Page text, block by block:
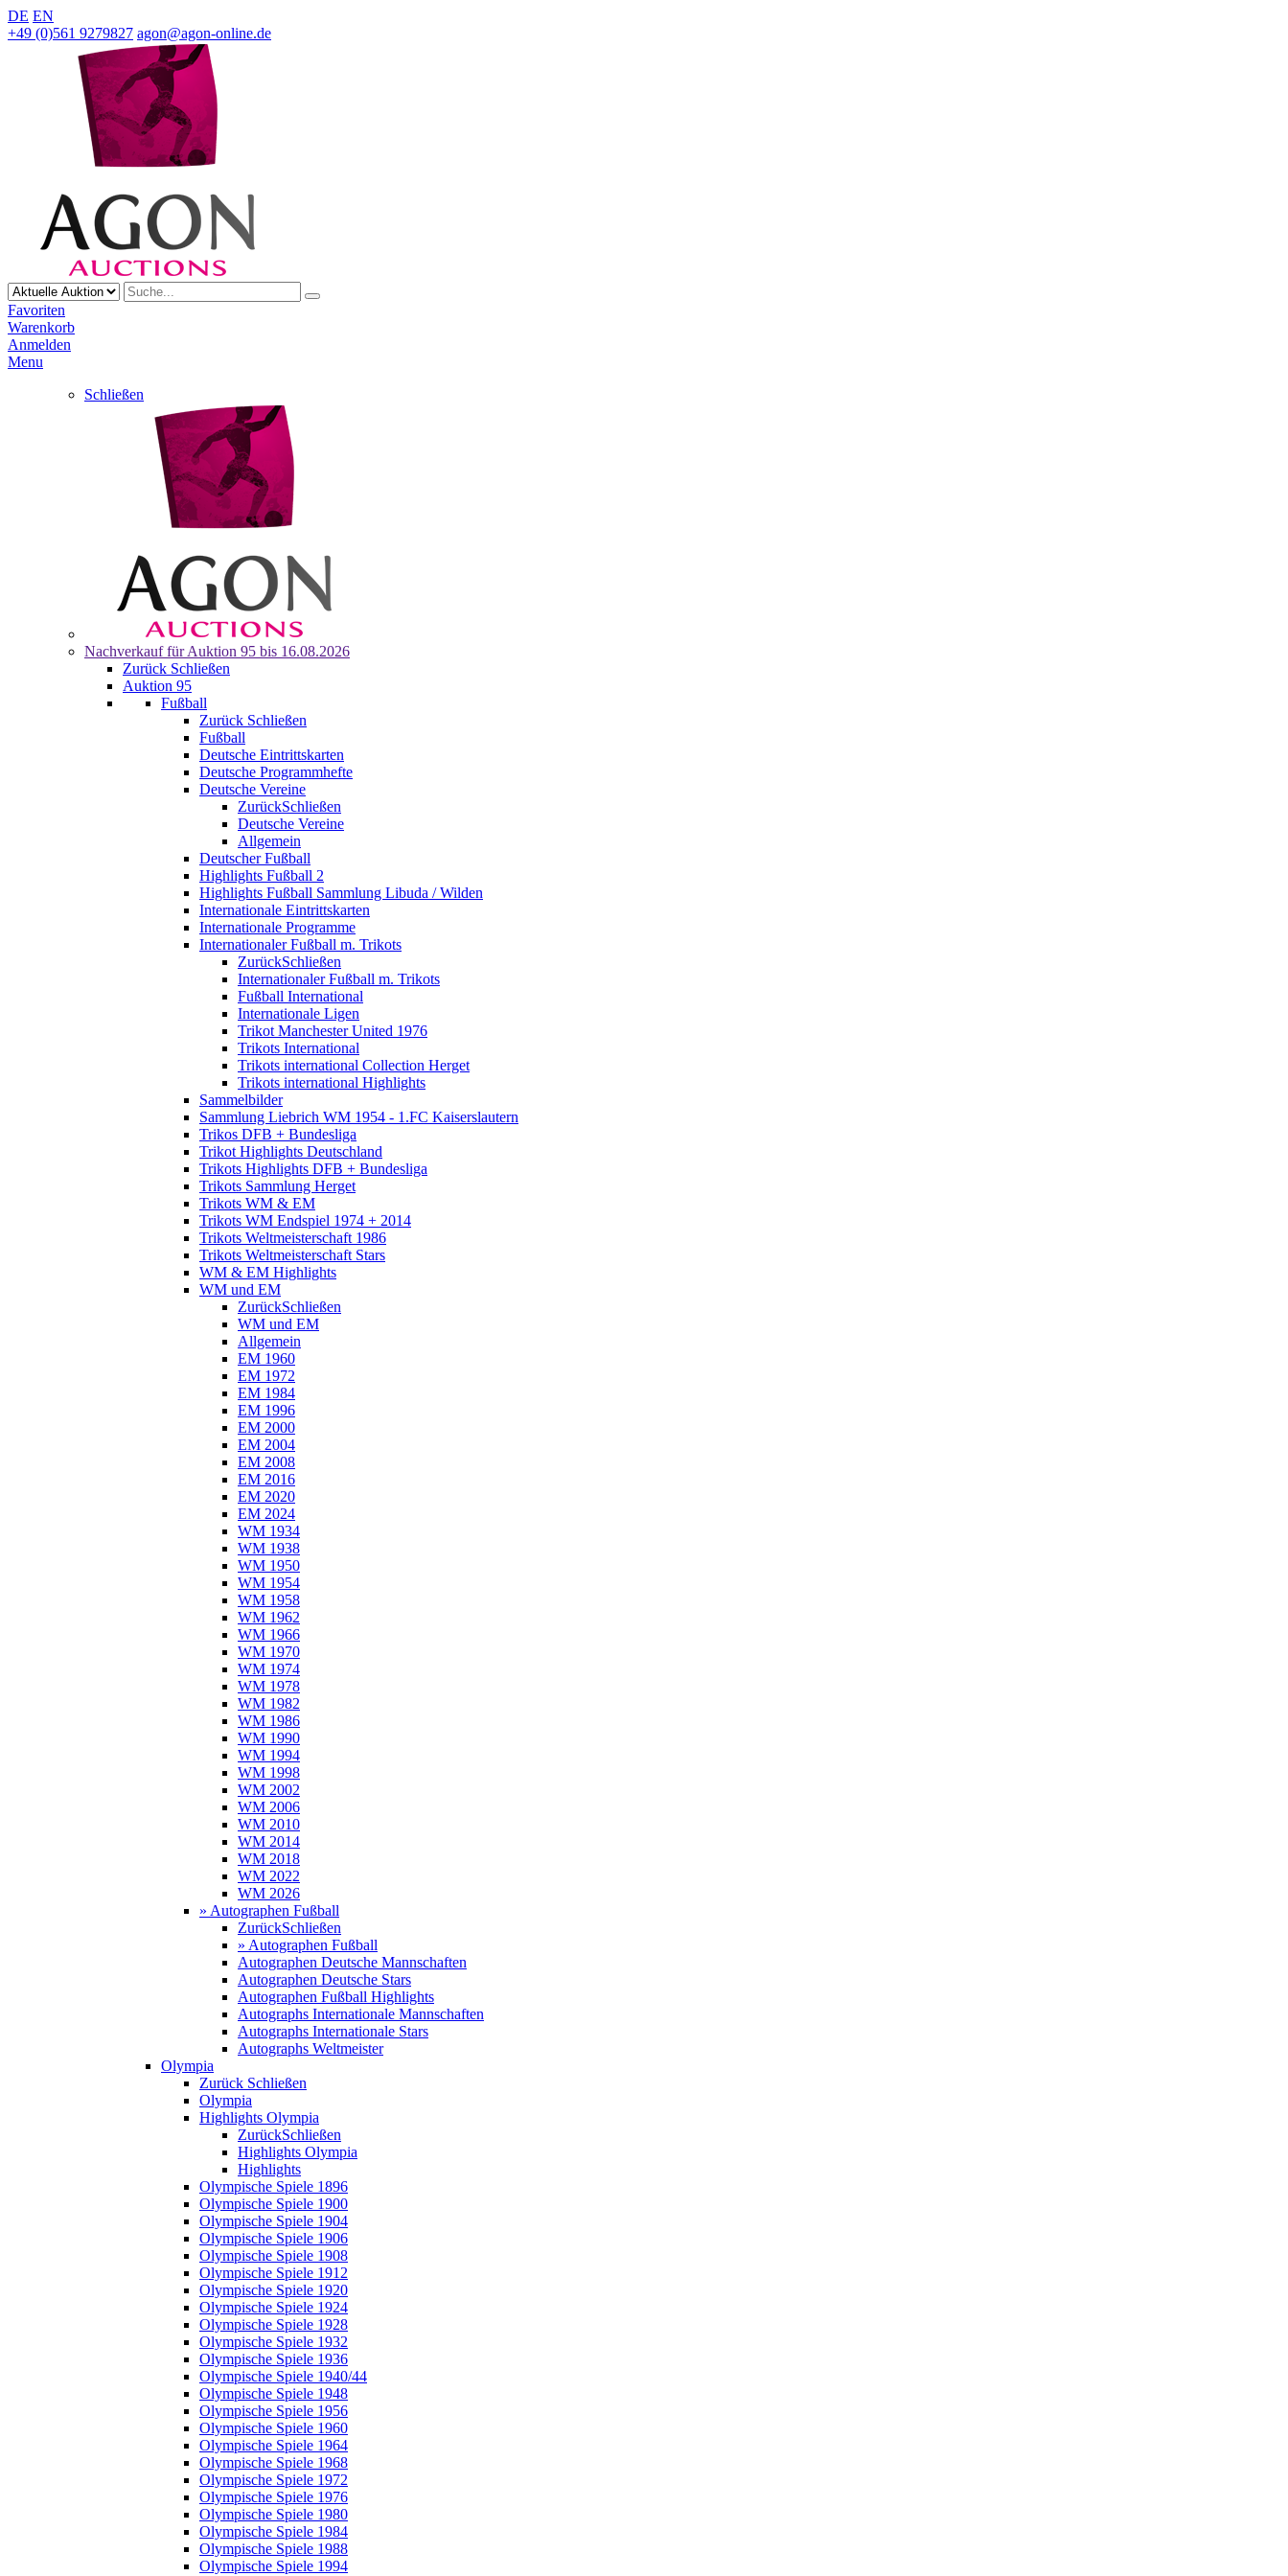
DE EN
+49 (0)561 9279827 agon@agon-online.de
Favoriten
Warenkorb
Anmelden
Menu
Schließen
Nachverkauf für Auktion 95 bis 16.08.2026
Zurück Schließen
Auktion 95
Fußball
Zurück Schließen
Fußball
Deutsche Eintrittskarten
Deutsche Programmhefte
Deutsche Vereine
ZurückSchließen
Deutsche Vereine
Allgemein
Deutscher Fußball
Highlights Fußball 2
Highlights Fußball Sammlung Libuda / Wilden
Internationale Eintrittskarten
Internationale Programme
Internationaler Fußball m. Trikots
ZurückSchließen
Internationaler Fußball m. Trikots
Fußball International
Internationale Ligen
Trikot Manchester United 1976
Trikots International
Trikots international Collection Herget
Trikots international Highlights
Sammelbilder
Sammlung Liebrich WM 1954 - 1.FC Kaiserslautern
Trikos DFB + Bundesliga
Trikot Highlights Deutschland
Trikots Highlights DFB + Bundesliga
Trikots Sammlung Herget
Trikots WM & EM
Trikots WM Endspiel 1974 + 2014
Trikots Weltmeisterschaft 1986
Trikots Weltmeisterschaft Stars
WM & EM Highlights
WM und EM
ZurückSchließen
WM und EM
Allgemein
EM 1960
EM 1972
EM 1984
EM 1996
EM 2000
EM 2004
EM 2008
EM 2016
EM 2020
EM 2024
WM 1934
WM 1938
WM 1950
WM 1954
WM 1958
WM 1962
WM 1966
WM 1970
WM 1974
WM 1978
WM 1982
WM 1986
WM 1990
WM 1994
WM 1998
WM 2002
WM 2006
WM 2010
WM 2014
WM 2018
WM 2022
WM 2026
» Autographen Fußball
ZurückSchließen
» Autographen Fußball
Autographen Deutsche Mannschaften
Autographen Deutsche Stars
Autographen Fußball Highlights
Autographs Internationale Mannschaften
Autographs Internationale Stars
Autographs Weltmeister
Olympia
Zurück Schließen
Olympia
Highlights Olympia
ZurückSchließen
Highlights Olympia
Highlights
Olympische Spiele 1896
Olympische Spiele 1900
Olympische Spiele 1904
Olympische Spiele 1906
Olympische Spiele 1908
Olympische Spiele 1912
Olympische Spiele 1920
Olympische Spiele 1924
Olympische Spiele 1928
Olympische Spiele 1932
Olympische Spiele 1936
Olympische Spiele 1940/44
Olympische Spiele 1948
Olympische Spiele 1956
Olympische Spiele 1960
Olympische Spiele 1964
Olympische Spiele 1968
Olympische Spiele 1972
Olympische Spiele 1976
Olympische Spiele 1980
Olympische Spiele 1984
Olympische Spiele 1988
Olympische Spiele 1994